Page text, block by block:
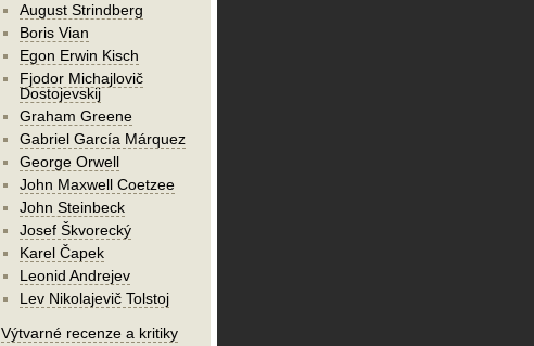
August Strindberg
Boris Vian
Egon Erwin Kisch
Fjodor Michajlovič
Dostojevskij
Graham Greene
Gabriel García Márquez
George Orwell
John Maxwell Coetzee
John Steinbeck
Josef Škvorecký
Karel Čapek
Leonid Andrejev
Lev Nikolajevič Tolstoj
Výtvarné recenze a kritiky